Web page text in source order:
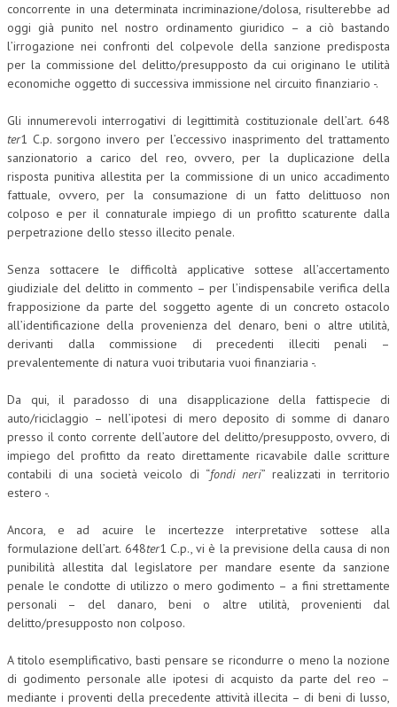
concorrente in una determinata incriminazione/dolosa, risulterebbe ad
oggi già punito nel nostro ordinamento giuridico – a ciò bastando
l’irrogazione nei confronti del colpevole della sanzione predisposta
per la commissione del delitto/presupposto da cui originano le utilità
economiche oggetto di successiva immissione nel circuito finanziario -.
Gli innumerevoli interrogativi di legittimità costituzionale dell’art. 648
ter1 C.p. sorgono invero per l’eccessivo inasprimento del trattamento
sanzionatorio a carico del reo, ovvero, per la duplicazione della
risposta punitiva allestita per la commissione di un unico accadimento
fattuale, ovvero, per la consumazione di un fatto delittuoso non
colposo e per il connaturale impiego di un profitto scaturente dalla
perpetrazione dello stesso illecito penale.
Senza sottacere le difficoltà applicative sottese all’accertamento
giudiziale del delitto in commento – per l’indispensabile verifica della
frapposizione da parte del soggetto agente di un concreto ostacolo
all’identificazione della provenienza del denaro, beni o altre utilità,
derivanti dalla commissione di precedenti illeciti penali –
prevalentemente di natura vuoi tributaria vuoi finanziaria -.
Da qui, il paradosso di una disapplicazione della fattispecie di
auto/riciclaggio – nell’ipotesi di mero deposito di somme di danaro
presso il conto corrente dell’autore del delitto/presupposto, ovvero, di
impiego del profitto da reato direttamente ricavabile dalle scritture
contabili di una società veicolo di “fondi neri” realizzati in territorio
estero -.
Ancora, e ad acuire le incertezze interpretative sottese alla
formulazione dell’art. 648ter1 C.p., vi è la previsione della causa di non
punibilità allestita dal legislatore per mandare esente da sanzione
penale le condotte di utilizzo o mero godimento – a fini strettamente
personali – del danaro, beni o altre utilità, provenienti dal
delitto/presupposto non colposo.
A titolo esemplificativo, basti pensare se ricondurre o meno la nozione
di godimento personale alle ipotesi di acquisto da parte del reo –
mediante i proventi della precedente attività illecita – di beni di lusso,